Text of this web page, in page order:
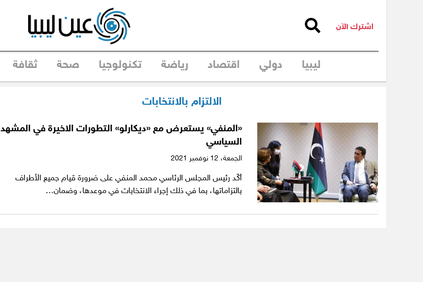
اشترك الآن
ليبيا دولي اقتصاد رياضة تكنولوجيا صحة ثقافة
الالتزام بالانتخابات
«المنفي» يستعرض مع «ديكارلو» التطورات الاخيرة في المشهد
السياسي
الجمعة،
أكّد رئيس المجلس الرئاسي محمد المنفي على ضرورة قيام جميع الأطراف
بالتزاماتها، بما في ذلك إجراء الانتخابات في موعدها، وضمان…